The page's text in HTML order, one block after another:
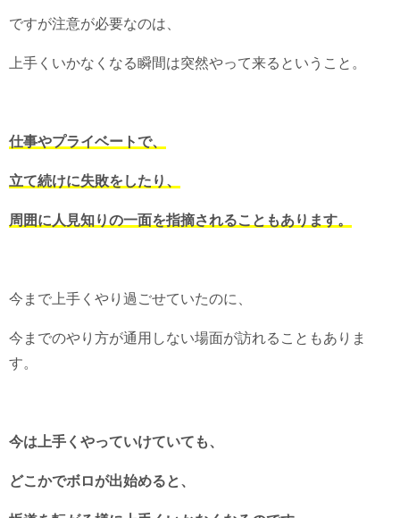
ですが注意が必要なのは、
上手くいかなくなる瞬間は突然やって来るということ。
仕事やプライベートで、
立て続けに失敗をしたり、
周囲に人見知りの一面を指摘されることもあります。
今まで上手くやり過ごせていたのに、
今までのやり方が通用しない場面が訪れることもありま
す。
今は上手くやっていけていても、
どこかでボロが出始めると、